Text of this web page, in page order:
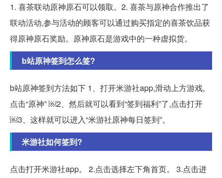
1. 喜茶联动原神原石可以领取。2. 喜茶与原神合作推出了
联动活动,参与活动的顾客可以通过购买指定的喜茶饮品获
得原神原石奖励。原神原石是游戏中的一种虚拟货。
b站原神签到怎么签?
b站原神签到方法如下 1、打开米游社app,滑动上方游戏,
点击“原神” ￼2、然后就可以看到“签到福利”了,点击打开
￼3、这样就可以进入“米游社原神每日签到”。
米游社如何签到?
点击打开米游社app。 2.点击选择左下角首页。 3.点击进